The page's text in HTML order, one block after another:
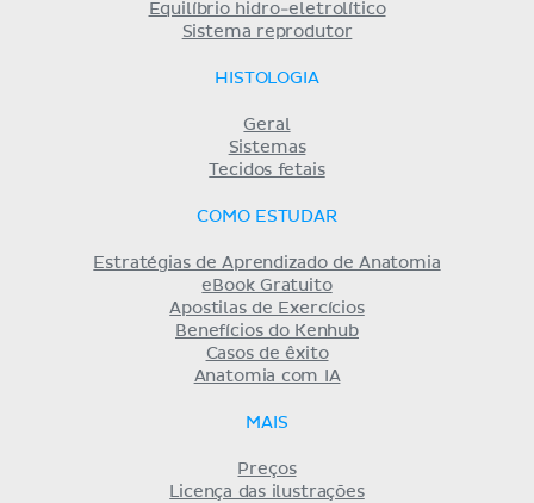
Equilíbrio hidro-eletrolítico
Sistema reprodutor
HISTOLOGIA
Geral
Sistemas
Tecidos fetais
COMO ESTUDAR
Estratégias de Aprendizado de Anatomia
eBook Gratuito
Apostilas de Exercícios
Benefícios do Kenhub
Casos de êxito
Anatomia com IA
MAIS
Preços
Licença das ilustrações